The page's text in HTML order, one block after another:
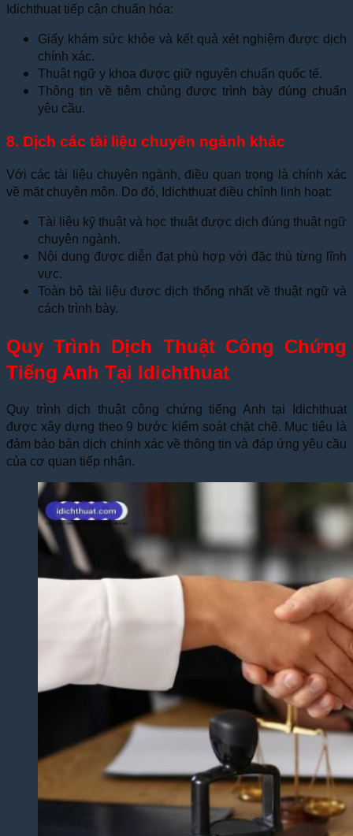
Idichthuat tiếp cận chuẩn hóa:
Giấy khám sức khỏe và kết quả xét nghiệm được dịch
chính xác.
Thuật ngữ y khoa được giữ nguyên chuẩn quốc tế.
Thông tin về tiêm chủng được trình bày đúng chuẩn
yêu cầu.
8. Dịch các tài liệu chuyên ngành khác
Với các tài liệu chuyên ngành, điều quan trọng là chính xác
về mặt chuyên môn. Do đó, Idichthuat điều chỉnh linh hoạt:
Tài liệu kỹ thuật và học thuật được dịch đúng thuật ngữ
chuyên ngành.
Nội dung được diễn đạt phù hợp với đặc thù từng lĩnh
vực.
Toàn bộ tài liệu được dịch thống nhất về thuật ngữ và
cách trình bày.
Quy Trình Dịch Thuật Công Chứng
Tiếng Anh Tại Idichthuat
Quy trình dịch thuật công chứng tiếng Anh tại Idichthuat
được xây dựng theo 9 bước kiểm soát chặt chẽ. Mục tiêu là
đảm bảo bản dịch chính xác về thông tin và đáp ứng yêu cầu
của cơ quan tiếp nhận.